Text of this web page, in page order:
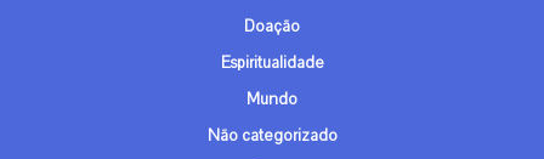
Doação
Espiritualidade
Mundo
Não categorizado